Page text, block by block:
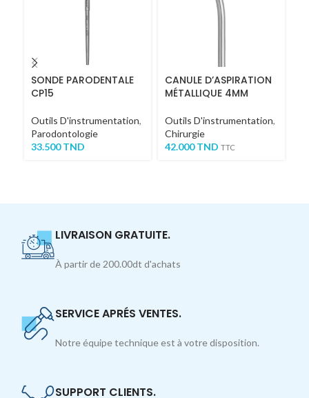
SONDE PARODENTALE
CP15
Outils D'instrumentation,
Parodontologie
33.500TND
CANULE D’ASPIRATION
MÉTALLIQUE 4MM
Outils D'instrumentation,
Chirurgie
42.000TND TTC
LIVRAISON GRATUITE.
À partir de 200.00dt d'achats
SERVICE APRÉS VENTES.
Notre équipe technique est à votre disposition.
SUPPORT CLIENTS.